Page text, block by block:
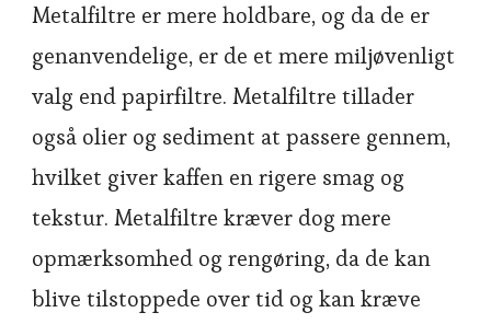
Metalfiltre er mere holdbare, og da de er
genanvendelige, er de et mere miljøvenligt
valg end papirfiltre. Metalfiltre tillader
også olier og sediment at passere gennem,
hvilket giver kaffen en rigere smag og
tekstur. Metalfiltre kræver dog mere
opmærksomhed og rengøring, da de kan
blive tilstoppede over tid og kan kræve